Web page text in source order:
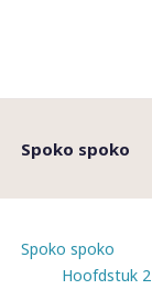
Spoko spoko
Spoko spoko
Hoofdstuk 2